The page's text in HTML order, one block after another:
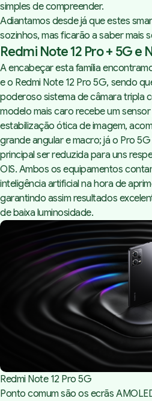
simples de compreender.
Adiantamos desde já que estes
sozinhos, mas ficarão a saber mais
Redmi Note 12 Pro + 5G e
A encabeçar esta família
e o Redmi Note 12 Pro 5G, sendo
poderoso sistema de câmara tripla
modelo mais caro recebe um
estabilização ótica de imagem,
grande angular e macro; já o Pro
principal ser reduzida para uns
OIS. Ambos os equipamentos
inteligência artificial na hora de
garantindo assim resultados
de baixa luminosidade.
Redmi Note 12 Pro 5G
Ponto comum são os ecrãs